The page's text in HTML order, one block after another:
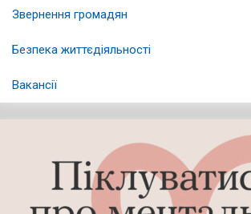
Звернення громадян
Безпека життєдіяльності
Вакансії